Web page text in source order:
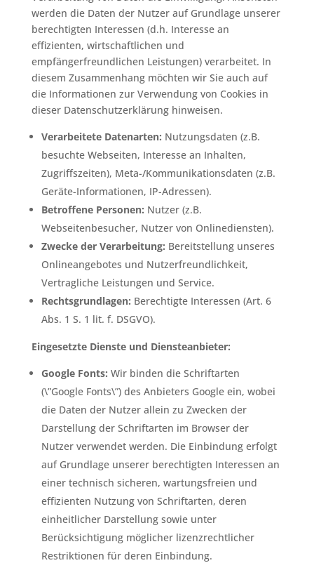
werden die Daten der Nutzer auf Grundlage unserer
berechtigten Interessen (d.h. Interesse an
effizienten, wirtschaftlichen und
empfängerfreundlichen Leistungen) verarbeitet. In
diesem Zusammenhang möchten wir Sie auch auf
die Informationen zur Verwendung von Cookies in
dieser Datenschutzerklärung hinweisen.
Verarbeitete Datenarten: Nutzungsdaten (z.B.
besuchte Webseiten, Interesse an Inhalten,
Zugriffszeiten), Meta-/Kommunikationsdaten (z.B.
Geräte-Informationen, IP-Adressen).
Betroffene Personen: Nutzer (z.B.
Webseitenbesucher, Nutzer von Onlinediensten).
Zwecke der Verarbeitung: Bereitstellung unseres
Onlineangebotes und Nutzerfreundlichkeit,
Vertragliche Leistungen und Service.
Rechtsgrundlagen: Berechtigte Interessen (Art. 6
Abs. 1 S. 1 lit. f. DSGVO).
Eingesetzte Dienste und Diensteanbieter:
Google Fonts: Wir binden die Schriftarten
(\”Google Fonts\”) des Anbieters Google ein, wobei
die Daten der Nutzer allein zu Zwecken der
Darstellung der Schriftarten im Browser der
Nutzer verwendet werden. Die Einbindung erfolgt
auf Grundlage unserer berechtigten Interessen an
einer technisch sicheren, wartungsfreien und
effizienten Nutzung von Schriftarten, deren
einheitlicher Darstellung sowie unter
Berücksichtigung möglicher lizenzrechtlicher
Restriktionen für deren Einbindung.